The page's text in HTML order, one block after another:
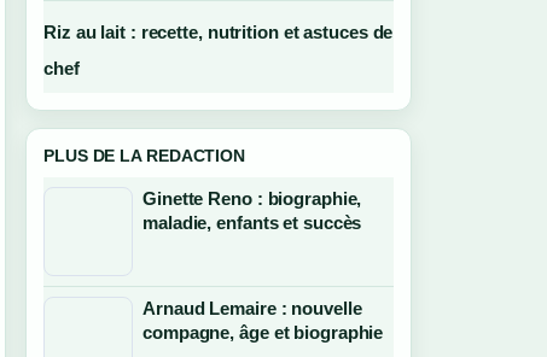
Riz au lait : recette, nutrition et astuces de
chef
PLUS DE LA REDACTION
Ginette Reno : biographie,
maladie, enfants et succès
Arnaud Lemaire : nouvelle
compagne, âge et biographie